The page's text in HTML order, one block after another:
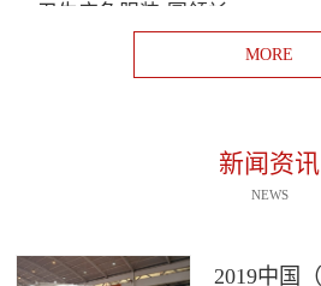
卫生应急服装-圆领衫
MORE
新闻资讯
NEWS